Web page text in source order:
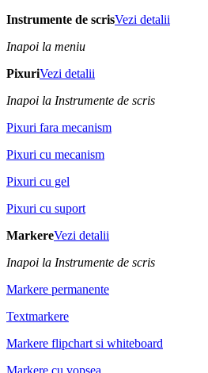
Instrumente de scrisVezi detalii
Inapoi la meniu
PixuriVezi detalii
Inapoi la Instrumente de scris
Pixuri fara mecanism
Pixuri cu mecanism
Pixuri cu gel
Pixuri cu suport
MarkereVezi detalii
Inapoi la Instrumente de scris
Markere permanente
Textmarkere
Markere flipchart si whiteboard
Markere cu vopsea